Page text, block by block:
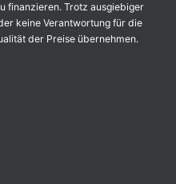
finanzieren. Trotz ausgiebiger
keine Verantwortung für die
der Preise übernehmen.